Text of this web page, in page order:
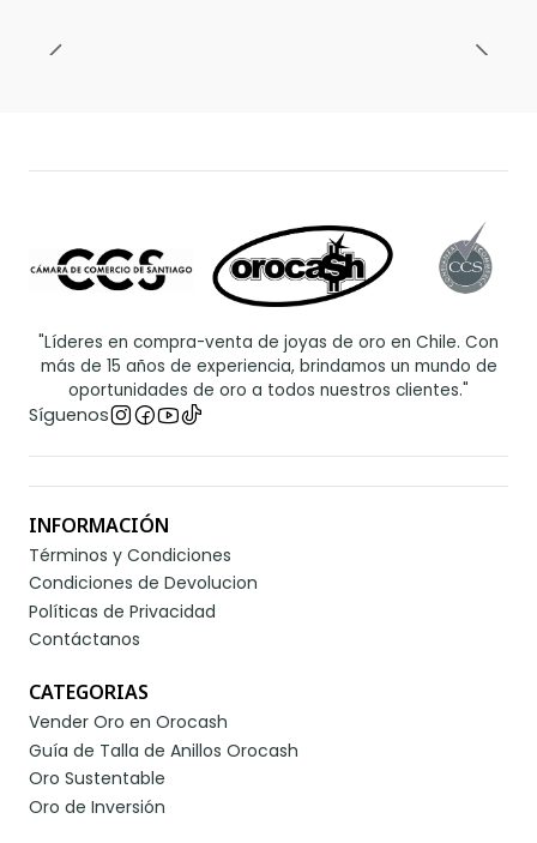
"Líderes en compra-venta de joyas de oro en Chile. Con
más de 15 años de experiencia, brindamos un mundo de
oportunidades de oro a todos nuestros clientes."
Síguenos
INFORMACIÓN
Términos y Condiciones
Condiciones de Devolucion
Políticas de Privacidad
Contáctanos
CATEGORIAS
Vender Oro en Orocash
Guía de Talla de Anillos Orocash
Oro Sustentable
Oro de Inversión